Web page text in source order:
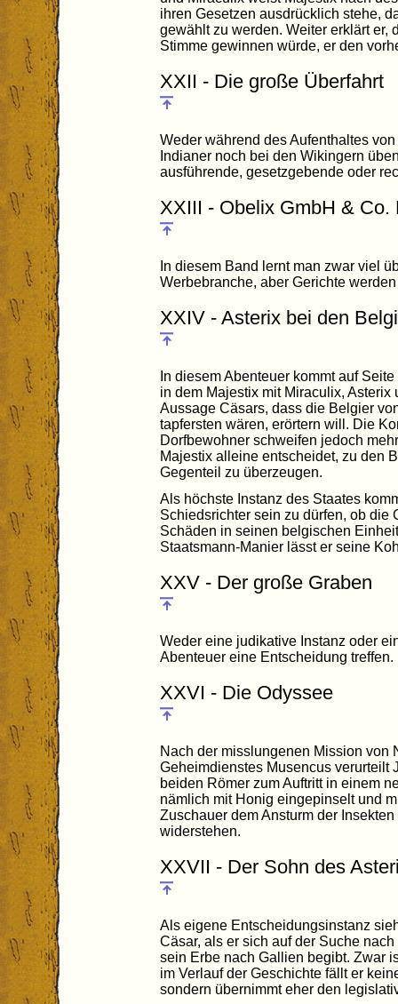
ihren Gesetzen ausdrücklich stehe,
gewählt zu werden. Weiter erklärt er,
Stimme gewinnen würde, er den
XXII - Die große Überfahrt
Weder während des Aufenthaltes
Indianer noch bei den Wikingern
ausführende, gesetzgebende oder
XXIII - Obelix GmbH & Co.
In diesem Band lernt man zwar viel
Werbebranche, aber Gerichte
XXIV - Asterix bei den
In diesem Abenteuer kommt auf
in dem Majestix mit Miraculix,
Aussage Cäsars, dass die Belgier
tapfersten wären, erörtern will. Die
Dorfbewohner schweifen jedoch
Majestix alleine entscheidet, zu den
Gegenteil zu überzeugen.
Als höchste Instanz des Staates
Schiedsrichter sein zu dürfen, ob die
Schäden in seinen belgischen
Staatsmann-Manier lässt er seine
XXV - Der große Graben
Weder eine judikative Instanz oder
Abenteuer eine Entscheidung treffen.
XXVI - Die Odyssee
Nach der misslungenen Mission von
Geheimdienstes Musencus verurteilt
beiden Römer zum Auftritt in einem
nämlich mit Honig eingepinselt und
Zuschauer dem Ansturm der
widerstehen.
XXVII - Der Sohn des
Als eigene Entscheidungsinstanz
Cäsar, als er sich auf der Suche
sein Erbe nach Gallien begibt. Zwar
im Verlauf der Geschichte fällt er
sondern übernimmt eher den